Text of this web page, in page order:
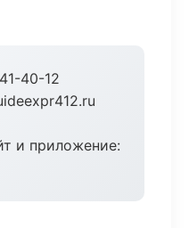
40-12
и приложение: